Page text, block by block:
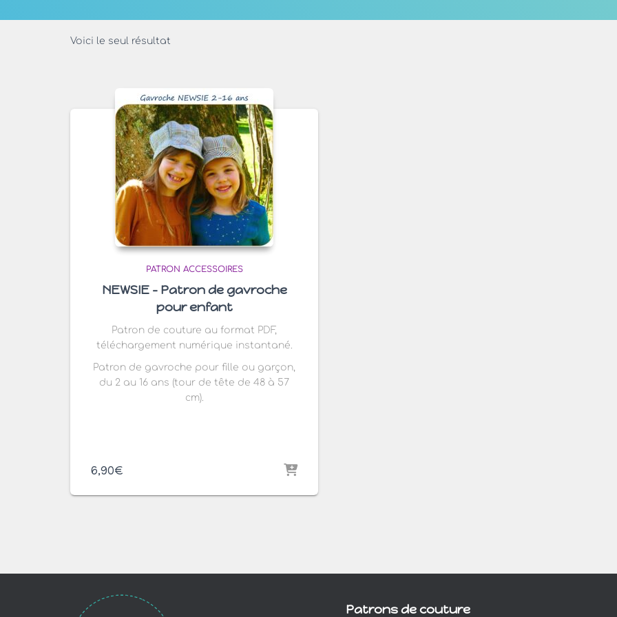
Voici le seul résultat
PATRON ACCESSOIRES
NEWSIE – Patron de gavroche
pour enfant
Patron de couture au format PDF,
téléchargement numérique instantané.
Patron de gavroche pour fille ou garçon,
du 2 au 16 ans (tour de tête de 48 à 57
cm).
6,90€
Patrons de couture